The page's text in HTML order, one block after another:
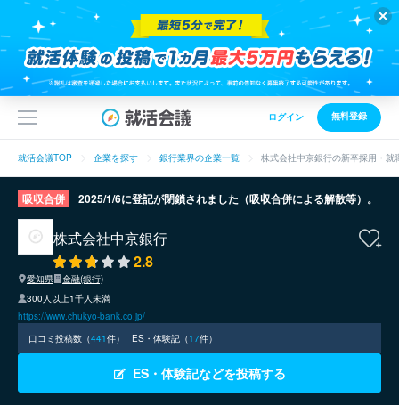
ログイン 無料登録
就活会議TOP 企業を探す 銀行業界の企業一覧 株式会社中京銀行の新卒採用・就
吸収合併 2025/1/6に登記が閉鎖されました（吸収合併による解散等）。
株式会社中京銀行
2.8
愛知県
金融(銀行)
300人以上1千人未満
https://www.chukyo-bank.co.jp/
口コミ投稿数（441件） ES・体験記（17件）
ES・体験記などを投稿する